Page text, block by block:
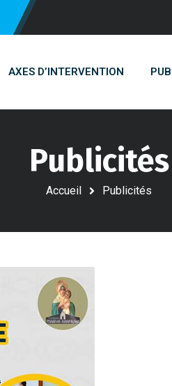
AXES D’INTERVENTION
Publicités
Accueil Publicités